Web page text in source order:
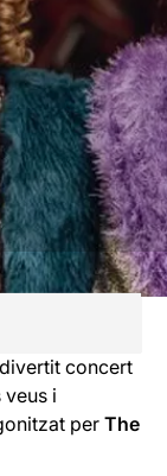
concert
i
perThe